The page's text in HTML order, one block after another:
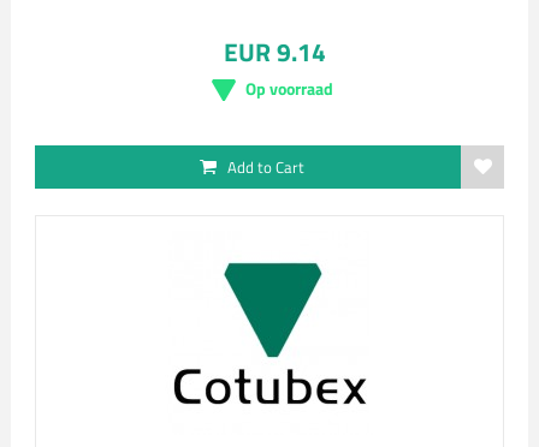
EUR 9.14
Op voorraad
Add to Cart